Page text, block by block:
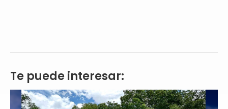
Te puede interesar: